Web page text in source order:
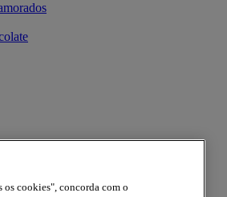
cookies", concorda com o